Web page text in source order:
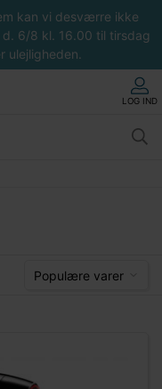
kan vi desværre ikke
6/8 kl. 16.00 til tirsdag
ulejligheden.
LOG IND
Populære varer